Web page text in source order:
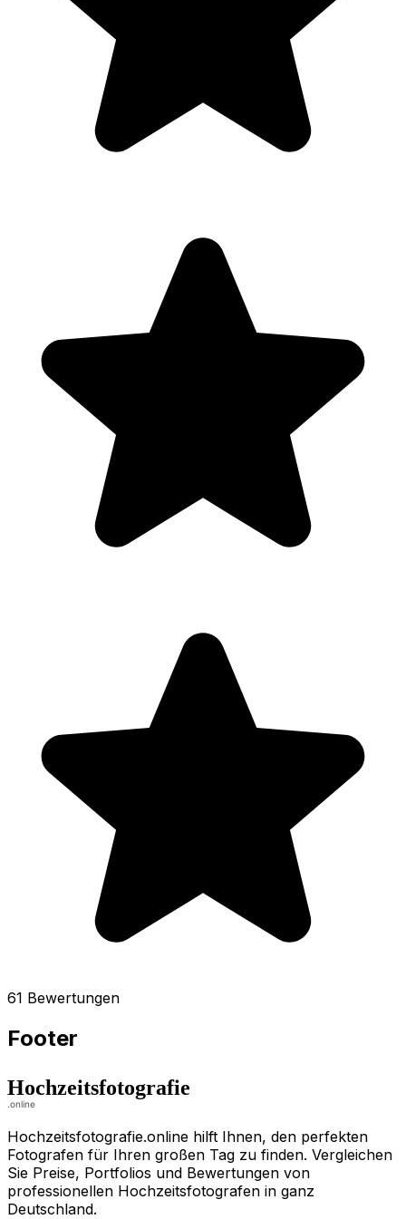
61 Bewertungen
Footer
Hochzeitsfotografie.online hilft Ihnen, den perfekten
Fotografen für Ihren großen Tag zu finden. Vergleichen
Sie Preise, Portfolios und Bewertungen von
professionellen Hochzeitsfotografen in ganz
Deutschland.